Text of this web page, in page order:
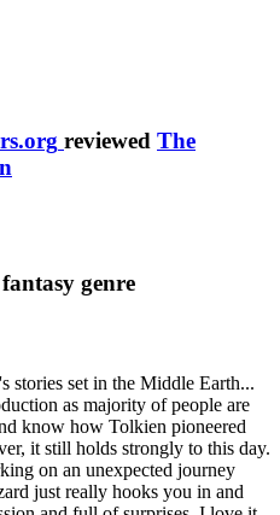
reviewed The
genre
stories set in the Middle Earth...
as majority of people are
know how Tolkien pioneered
it still holds strongly to this day.
on an unexpected journey
just really hooks you in and